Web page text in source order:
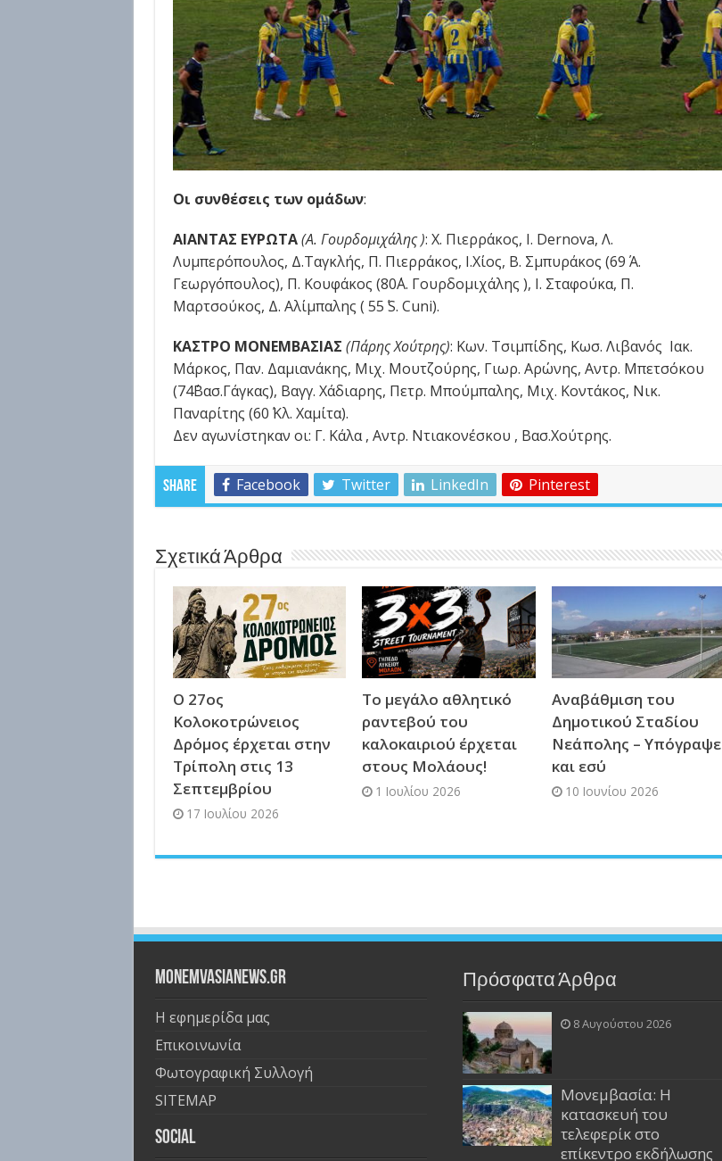
Οι συνθέσεις των ομάδων:
ΑΙΑΝΤΑΣ ΕΥΡΩΤΑ (Α. Γουρδομιχάλης ): Χ. Πιερράκος, I. Dernova, Λ.
Λυμπερόπουλος, Δ.Ταγκλής, Π. Πιερράκος, Ι.Χίος, Β. Σμπυράκος (69΄ Α.
Γεωργόπουλος), Π. Κουφάκος (80΄Α. Γουρδομιχάλης ), Ι. Σταφούκα, Π.
Μαρτσούκος, Δ. Αλίμπαλης ( 55΄ S. Cuni).
ΚΑΣΤΡΟ ΜΟΝΕΜΒΑΣΙΑΣ (Πάρης Χούτρης): Κων. Τσιμπίδης, Κωσ. Λιβανός Ιακ.
Μάρκος, Παν. Δαμιανάκης, Μιχ. Μουτζούρης, Γιωρ. Αρώνης, Αντρ. Μπετσόκου
(74΄Βασ.Γάγκας), Βαγγ. Χάδιαρης, Πετρ. Μπούμπαλης, Μιχ. Κοντάκος, Νικ.
Παναρίτης (60΄ Κλ. Χαμίτα).
Δεν αγωνίστηκαν οι: Γ. Κάλα , Αντρ. Ντιακονέσκου , Βασ.Χούτρης.
Share Facebook Twitter LinkedIn Pinterest
Σχετικά Άρθρα
Ο 27ος
Κολοκοτρώνειος
Δρόμος έρχεται στην
Τρίπολη στις 13
Σεπτεμβρίου
17 Ιουλίου 2026
Το μεγάλο αθλητικό
ραντεβού του
καλοκαιριού έρχεται
στους Μολάους!
1 Ιουλίου 2026
Αναβάθμιση του
Δημοτικού Σταδίου
Νεάπολης – Υπόγραψε
και εσύ
10 Ιουνίου 2026
Monemvasianews.gr
Η εφημερίδα μας
Επικοινωνία
Φωτογραφική Συλλογή
SITEMAP
Social
Πρόσφατα Άρθρα
8 Αυγούστου 2026
Μονεμβασία: Η
κατασκευή του
τελεφερίκ στο
επίκεντρο εκδήλωσης